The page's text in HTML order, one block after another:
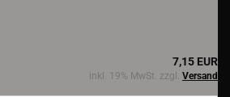
7,15 EUR
inkl. 19% MwSt. zzgl. Versand